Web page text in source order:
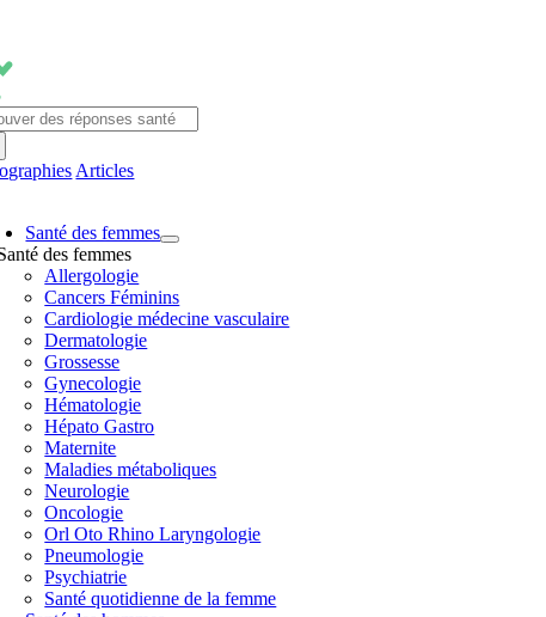
contenu
Articles
Santé des femmes
des femmes
Allergologie
Cancers Féminins
Cardiologie médecine vasculaire
Dermatologie
Grossesse
Gynecologie
Hématologie
Hépato Gastro
Maternite
Maladies métaboliques
Neurologie
Oncologie
Orl Oto Rhino Laryngologie
Pneumologie
Psychiatrie
Santé quotidienne de la femme